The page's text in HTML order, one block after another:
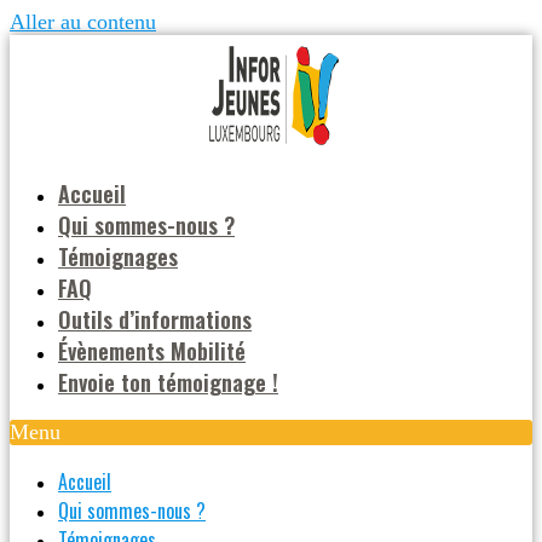
Aller au contenu
Accueil
Qui sommes-nous ?
Témoignages
FAQ
Outils d’informations
Évènements Mobilité
Envoie ton témoignage !
Menu
Accueil
Qui sommes-nous ?